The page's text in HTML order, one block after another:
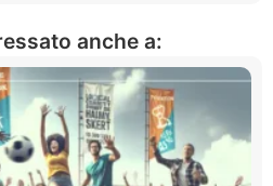
anche a: